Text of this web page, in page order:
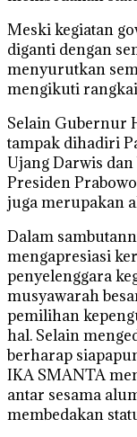
Meski kegiatan
diganti dengan
menyurutkan
mengikuti
Selain Gubernur
tampak dihadiri
Ujang Darwis
Presiden
juga merupakan
Dalam
mengapresiasi
penyelenggara
musyawarah
pemilihan
hal. Selain
berharap
IKA SMANTA
antar sesama
membedakan